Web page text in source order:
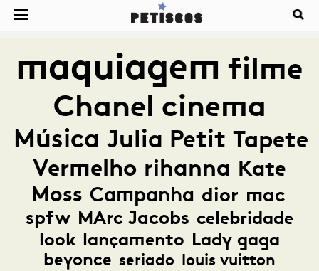
maquiagem filme
Chanel cinema
Música Julia Petit Tapete
Vermelho rihanna Kate
Moss Campanha dior mac
spfw MArc Jacobs celebridade
look lançamento Lady gaga
beyonce seriado louis vuitton